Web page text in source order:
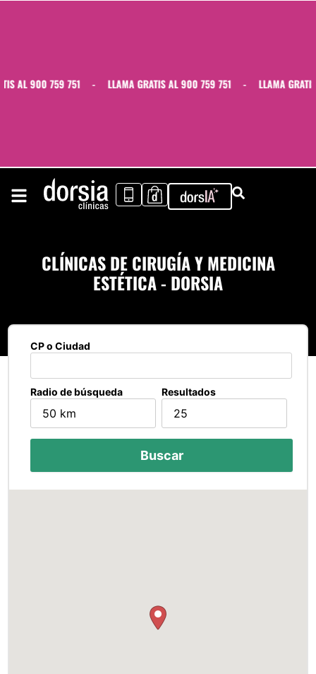
AL 900 759 751 - LLAMA GRATIS AL 900 759 751 - LLAMA GRATIS
CLÍNICAS DE CIRUGÍA Y MEDICINA
ESTÉTICA - DORSIA
CP o Ciudad
Radio de búsqueda Resultados